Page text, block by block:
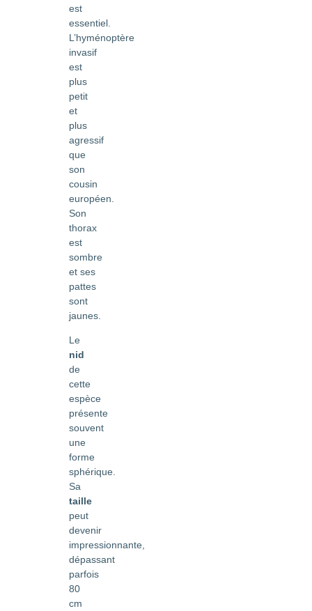
est
essentiel.
L’hyménoptère
invasif
est
plus
petit
et
plus
agressif
que
son
cousin
européen.
Son
thorax
est
sombre
et ses
pattes
sont
jaunes.
Le
nid
de
cette
espèce
présente
souvent
une
forme
sphérique.
Sa
taille
peut
devenir
impressionnante,
dépassant
parfois
80
cm